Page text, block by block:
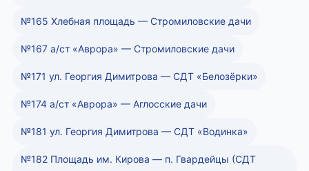
№165 Хлебная площадь — Стромиловские дачи
№167 а/ст «Аврора» — Стромиловские дачи
№171 ул. Георгия Димитрова — СДТ «Белозёрки»
№174 а/ст «Аврора» — Аглосские дачи
№181 ул. Георгия Димитрова — СДТ «Водинка»
№182 Площадь им. Кирова — п. Гвардейцы (СДТ